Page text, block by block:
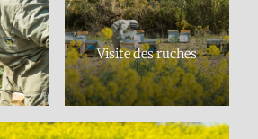
Visite des ruches